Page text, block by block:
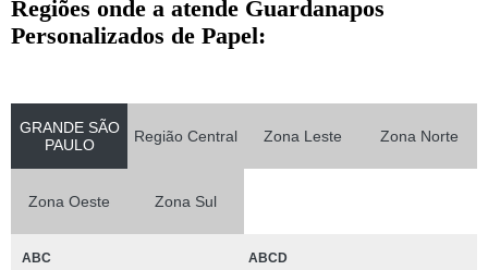
Regiões onde a atende Guardanapos
Personalizados de Papel:
GRANDE SÃO
PAULO
Região Central Zona Leste Zona Norte
Zona Oeste Zona Sul
ABC ABCD